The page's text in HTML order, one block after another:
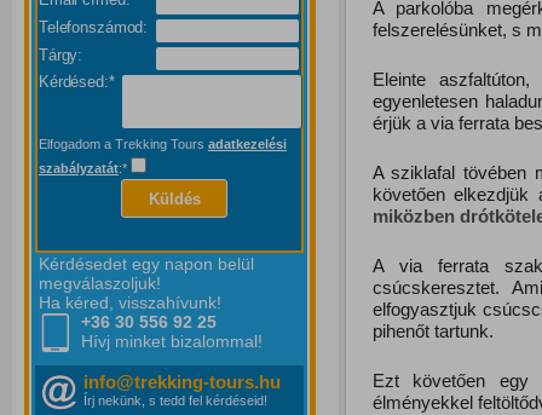
Telefonszámod:
Tárgy:
Kérdésed:*
Elfogadom a Trekking Tours adatkezelési
szabályzatát:*
Küldés
Kérdésedet egy napon belül
megválaszoljuk!
Ha kéred, visszahívunk!
+36 30 556 92 25
Hívj minket bizalommal!
info@trekking-tours.hu
Írj nekünk, s tedd fel kérdéseid!
A parkolóba
felszerelésünket, s
Eleinte
egyenletesen
érjük a via ferrata
A sziklafal tövében
követően
miközben
A via ferrata
csúcskeresztet.
elfogyasztjuk
pihenőt tartunk.
Ezt követően egy
élményekkel